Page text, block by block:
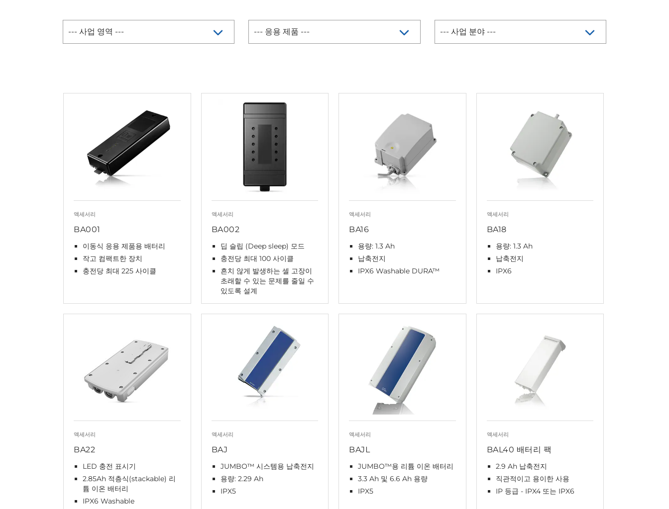
액세서리
BA001
이동식 응용 제품용 배터리
작고 컴팩트한 장치
충전당 최대 225 사이클
액세서리
BA002
딥 슬립 (Deep sleep) 모드
충전당 최대 100 사이클
흔치 않게 발생하는 셀 고장이
초래할 수 있는 문제를 줄일 수
있도록 설계
액세서리
BA16
용량: 1.3 Ah
납축전지
IPX6 Washable DURA™
액세서리
BA18
용량: 1.3 Ah
납축전지
IPX6
액세서리
BA22
LED 충전 표시기
2.85Ah 적층식(stackable) 리
튬 이온 배터리
IPX6 Washable
액세서리
BAJ
JUMBO™ 시스템용 납축전지
용량: 2.29 Ah
IPX5
액세서리
BAJL
JUMBO™용 리튬 이온 배터리
3.3 Ah 및 6.6 Ah 용량
IPX5
액세서리
BAL40 배터리 팩
2.9 Ah 납축전지
직관적이고 용이한 사용
IP 등급 - IPX4 또는 IPX6